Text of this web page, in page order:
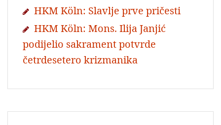
HKM Köln: Slavlje prve pričesti
HKM Köln: Mons. Ilija Janjić
podijelio sakrament potvrde
četrdesetero krizmanika